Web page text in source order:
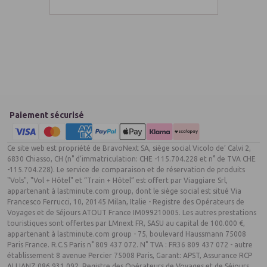
Afin de se conformer à ces nouvelles exigences, des
mesures de sécurité supplémentaires sont mises en place
depuis tous les aéroports internationaux « Dernier point de
Départ » (Last Point of Departure – LPD). Cela n’aura pas de
conséquences sur les vols domestiques ou internationaux
au départ des États-Unis.
Les clients spécifiquement sélectionnés par les autorités
américaines seront soumis à un contrôle supplémentaire.
Comme le contrôle supplémentaire de substances
semblables à de la poudre est inclus dans le processus de
contrôle des appareils électroniques, l’impact sera limité.
Pour les substances semblables à de la poudre (par ex.
farine, sucre, café moulu, épices), les règles suivantes
Paiement sécurisé
Ce site web est propriété de BravoNext SA, siège social Vicolo de’ Calvi 2,
6830 Chiasso, CH (n° d’immatriculation: CHE -115.704.228 et n° de TVA CHE
-115.704.228). Le service de comparaison et de réservation de produits
"Vols", "Vol + Hôtel" et “Train + Hôtel” est offert par Viaggiare Srl,
appartenant à lastminute.com group, dont le siège social est situé Via
Francesco Ferrucci, 10, 20145 Milan, Italie - Registre des Opérateurs de
Voyages et de Séjours ATOUT France IM099210005. Les autres prestations
touristiques sont offertes par LMnext FR, SASU au capital de 100.000 €,
appartenant à lastminute.com group - 75, boulevard Haussmann 75008
Paris France. R.C.S Paris n° 809 437 072. N° TVA : FR36 809 437 072 - autre
établissement 8 avenue Percier 75008 Paris, Garant: APST, Assurance RCP